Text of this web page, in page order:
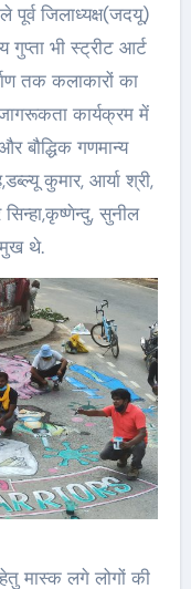
पूर्व जिलाध्यक्ष(जदयू)
गुप्ता भी स्ट्रीट आर्ट
तक कलाकारों का
कार्यक्रम में
बौद्धिक गणमान्य
कुमार, आर्या श्री,
सुनील
थे.
मास्क लगे लोगों की